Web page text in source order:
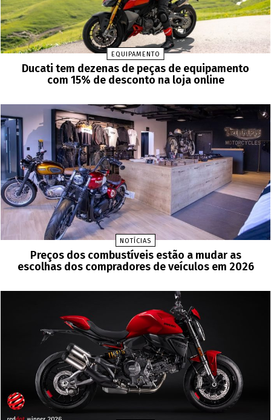
EQUIPAMENTO
Ducati tem dezenas de peças de equipamento
com 15% de desconto na loja online
NOTÍCIAS
Preços dos combustíveis estão a mudar as
escolhas dos compradores de veículos em 2026